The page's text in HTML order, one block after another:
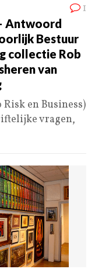
1
Antwoord
Bestuur
collectie Rob
van
en Business)
vragen,